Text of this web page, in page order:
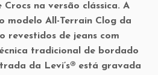
Crocs na versão clássica. A
modelo All-Terrain Clog da
revestidos de jeans com
tradicional de bordado
da Levi’s® está gravada